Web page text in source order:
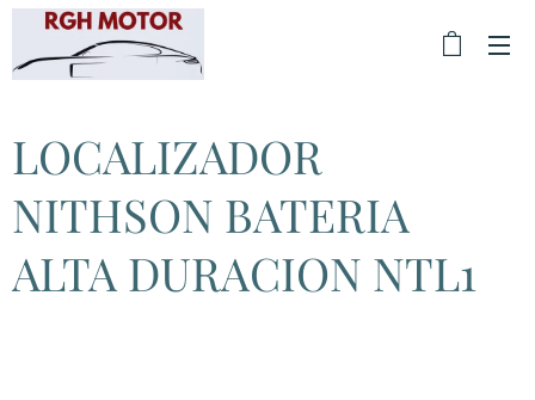
LOCALIZADOR
NITHSON BATERIA
ALTA DURACION NTL1